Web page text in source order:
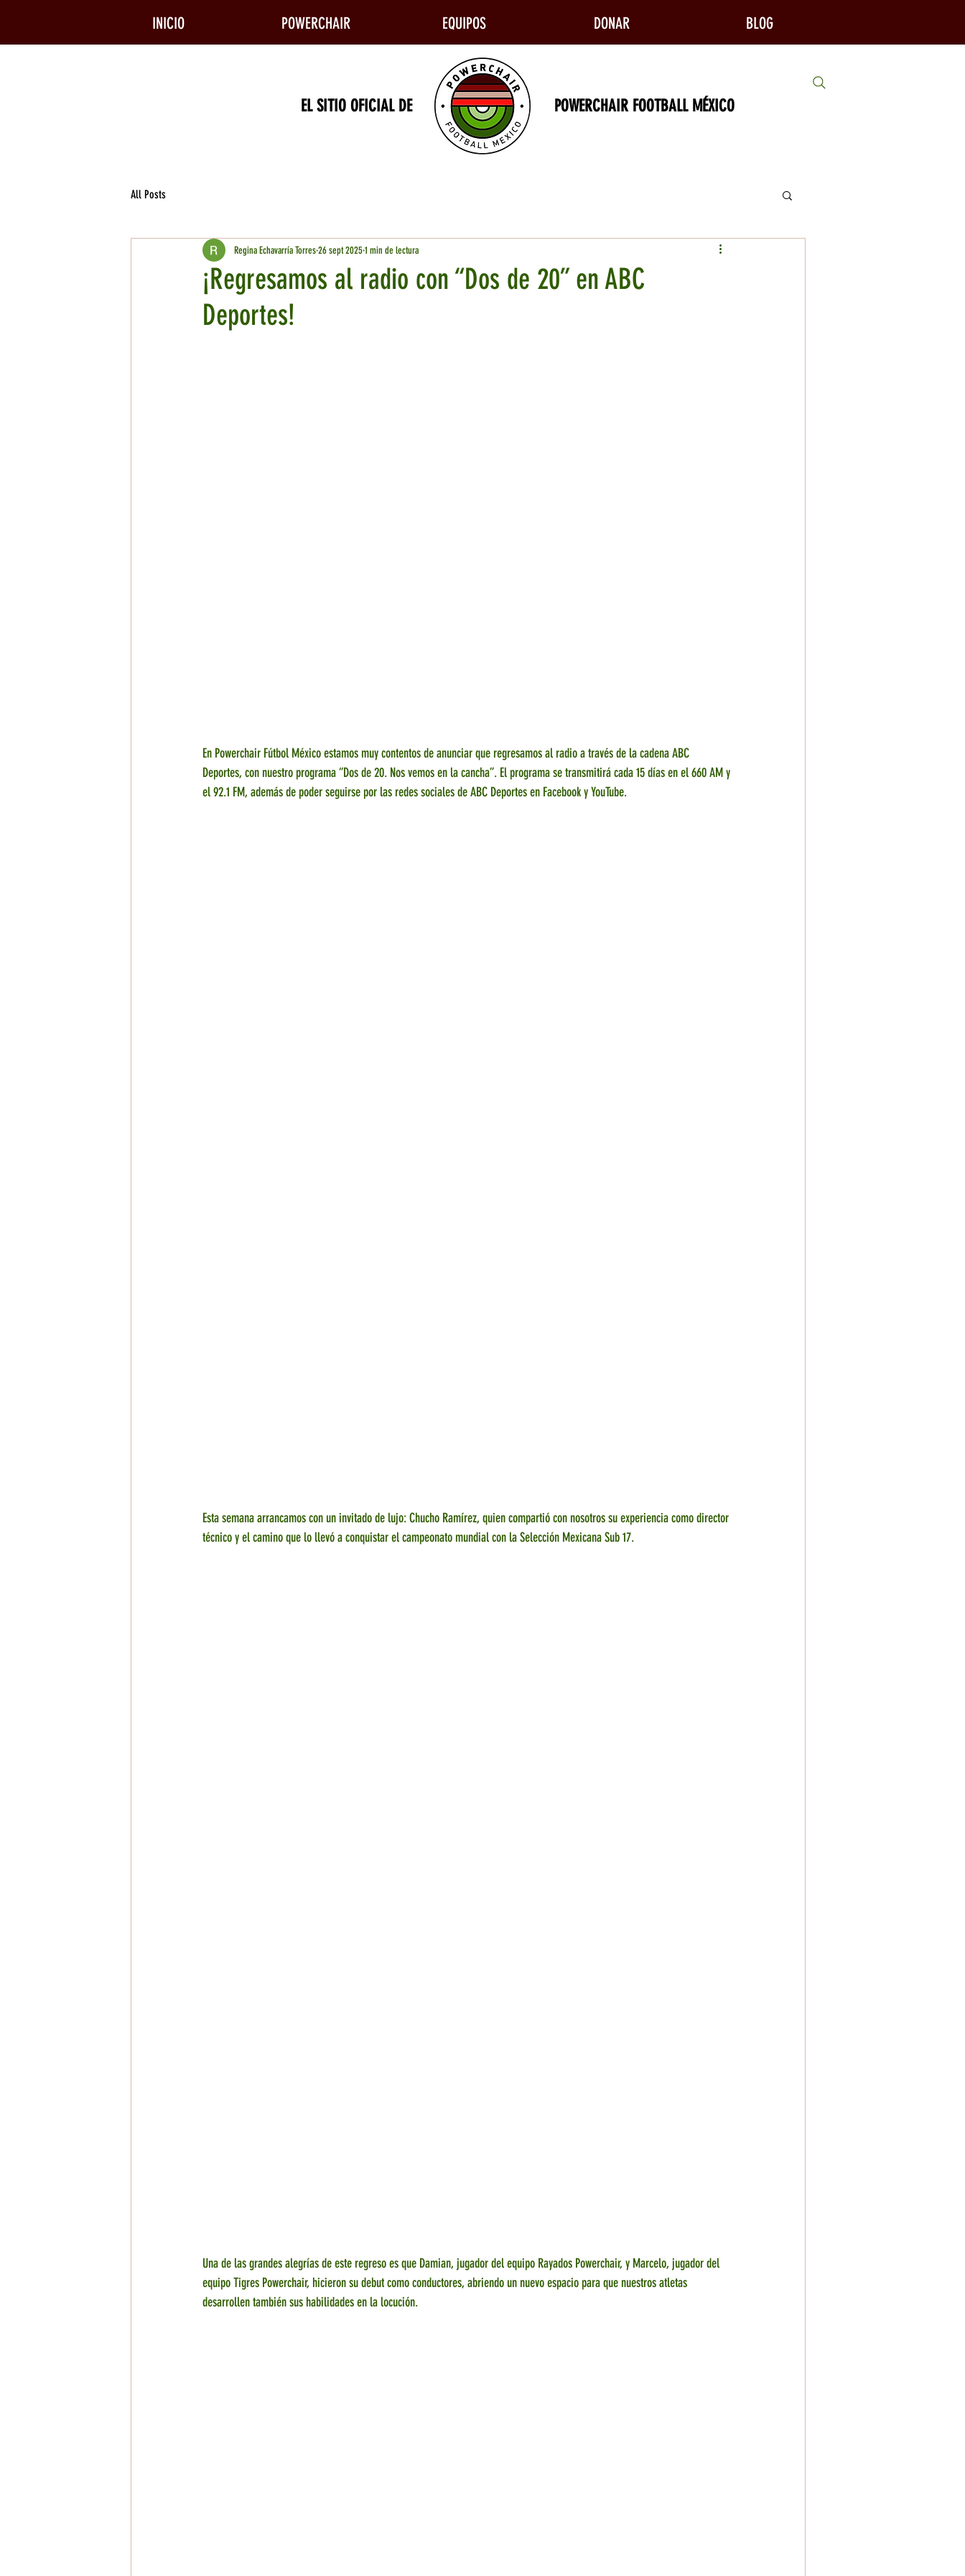
INICIO POWERCHAIR EQUIPOS DONAR BLOG
EL SITIO OFICIAL DE POWERCHAIR FOOTBALL MÉXICO
All Posts
¡Regresamos al radio con “Dos de 20” en ABC
Deportes!
Regina Echavarría Torres26 sept 20251 min de lectura
En Powerchair Fútbol México estamos muy contentos de anunciar que regresamos al radio a través de la cadena ABC
Deportes, con nuestro programa “Dos de 20. Nos vemos en la cancha”. El programa se transmitirá cada 15 días en el 660 AM y
el 92.1 FM, además de poder seguirse por las redes sociales de ABC Deportes en Facebook y YouTube.
Esta semana arrancamos con un invitado de lujo: Chucho Ramírez, quien compartió con nosotros su experiencia como director
técnico y el camino que lo llevó a conquistar el campeonato mundial con la Selección Mexicana Sub 17.
Una de las grandes alegrías de este regreso es que Damian, jugador del equipo Rayados Powerchair, y Marcelo, jugador del
equipo Tigres Powerchair, hicieron su debut como conductores, abriendo un nuevo espacio para que nuestros atletas
desarrollen también sus habilidades en la locución.